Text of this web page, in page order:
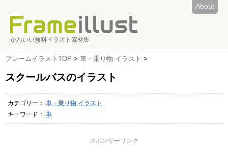
About
かわいい無料イラスト素材集
フレームイラストTOP > 車・乗り物 イラスト >
スクールバスのイラスト
カテゴリー： 車・乗り物 イラスト
キーワード： 車
スポンサーリンク